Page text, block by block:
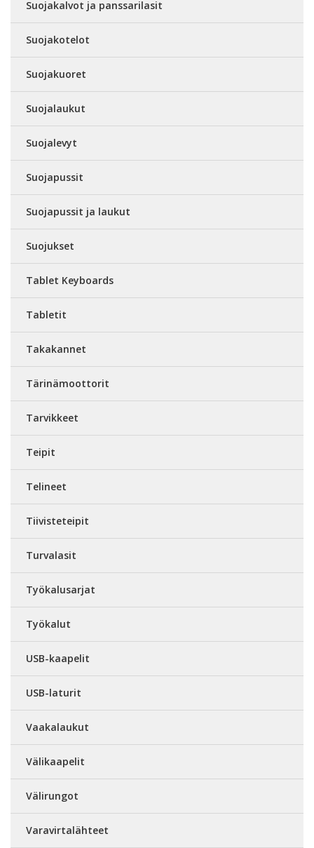
Suojakalvot ja panssarilasit
Suojakotelot
Suojakuoret
Suojalaukut
Suojalevyt
Suojapussit
Suojapussit ja laukut
Suojukset
Tablet Keyboards
Tabletit
Takakannet
Tärinämoottorit
Tarvikkeet
Teipit
Telineet
Tiivisteteipit
Turvalasit
Työkalusarjat
Työkalut
USB-kaapelit
USB-laturit
Vaakalaukut
Välikaapelit
Välirungot
Varavirtalähteet